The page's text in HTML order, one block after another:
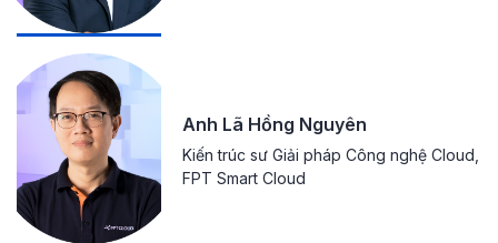
Anh Lã Hồng Nguyên
Kiến trúc sư Giải pháp Công nghệ Cloud,
FPT Smart Cloud